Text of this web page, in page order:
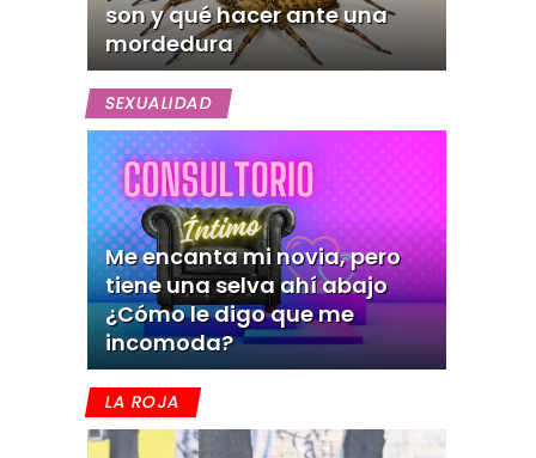
son y qué hacer ante una
mordedura
SEXUALIDAD
Me encanta mi novia, pero
tiene una selva ahí abajo
¿Cómo le digo que me
incomoda?
LA ROJA